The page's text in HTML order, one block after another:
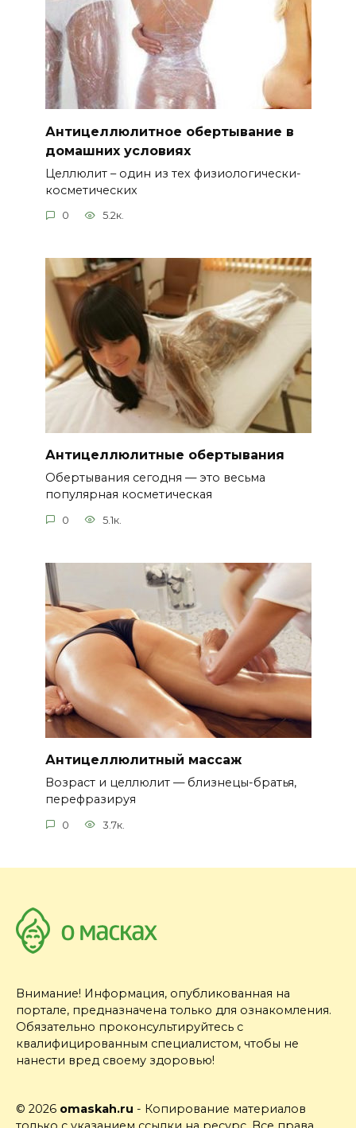
Антицеллюлитное обертывание в
домашних условиях
Целлюлит – один из тех физиологически-
косметических
0 5.2к.
Антицеллюлитные обертывания
Обертывания сегодня — это весьма
популярная косметическая
0 5.1к.
Антицеллюлитный массаж
Возраст и целлюлит — близнецы-братья,
перефразируя
0 3.7к.
Внимание! Информация, опубликованная на
портале, предназначена только для ознакомления.
Обязательно проконсультируйтесь с
квалифицированным специалистом, чтобы не
нанести вред своему здоровью!
© 2026 omaskah.ru - Копирование материалов